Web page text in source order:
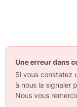
Une erreur dans
Si vous constatez
à nous la signaler
Nous vous